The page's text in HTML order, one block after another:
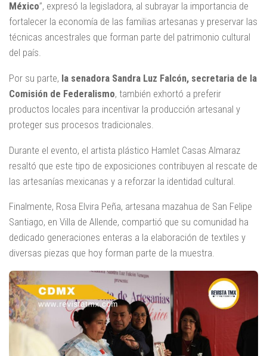
México”, expresó la legisladora, al subrayar la importancia de
fortalecer la economía de las familias artesanas y preservar las
técnicas ancestrales que forman parte del patrimonio cultural
del país.
Por su parte, la senadora Sandra Luz Falcón, secretaria de la
Comisión de Federalismo, también exhortó a preferir
productos locales para incentivar la producción artesanal y
proteger sus procesos tradicionales.
Durante el evento, el artista plástico Hamlet Casas Almaraz
resaltó que este tipo de exposiciones contribuyen al rescate de
las artesanías mexicanas y a reforzar la identidad cultural.
Finalmente, Rosa Elvira Peña, artesana mazahua de San Felipe
Santiago, en Villa de Allende, compartió que su comunidad ha
dedicado generaciones enteras a la elaboración de textiles y
diversas piezas que hoy forman parte de la muestra.